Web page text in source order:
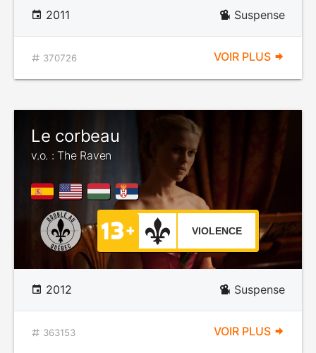
2011 Suspense
370726 VOIR PLUS
Le corbeau
v.o. : The Raven
VIOLENCE
2012 Suspense
363153 VOIR PLUS